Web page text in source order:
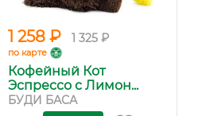
1 258 ₽ 1 325 ₽
по карте
Кофейный Кот
Эспрессо с Лимон...
БУДИ БАСА